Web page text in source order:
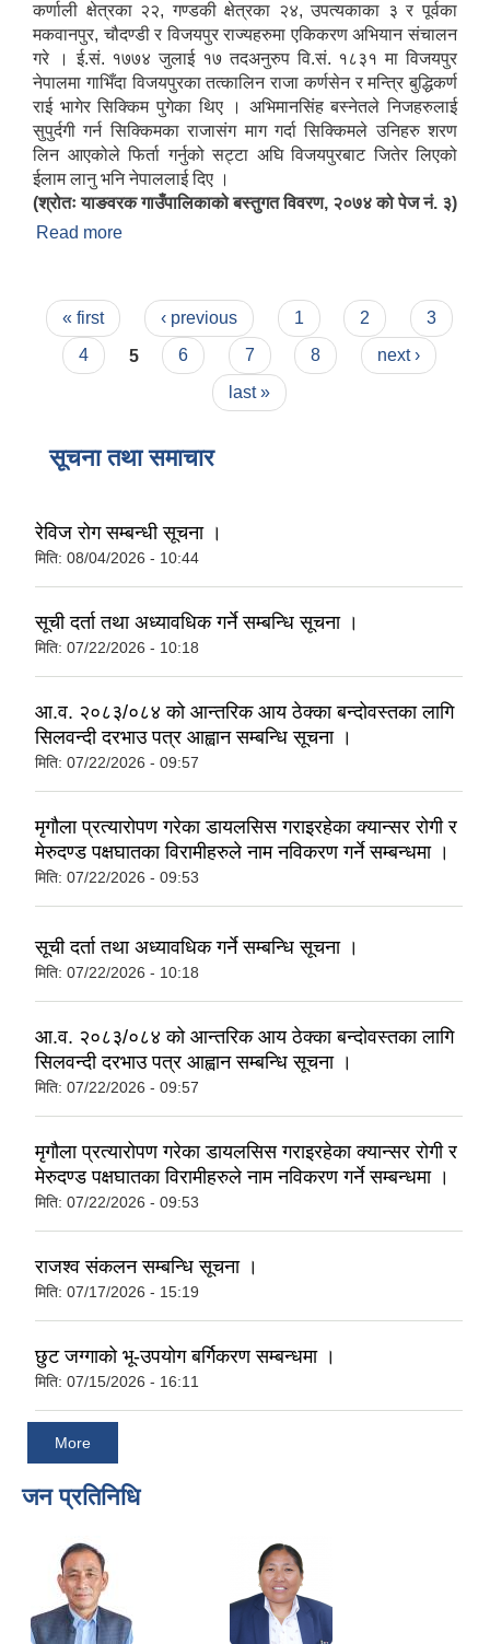
कर्णाली क्षेत्रका २२, गण्डकी क्षेत्रका २४, उपत्यकाका ३ र पूर्वका
मकवानपुर, चौदण्डी र विजयपुर राज्यहरुमा एकिकरण अभियान संचालन
गरे । ई.सं. १७७४ जुलाई १७ तदअनुरुप वि.सं. १८३१ मा विजयपुर
नेपालमा गाभिँदा विजयपुरका तत्कालिन राजा कर्णसेन र मन्त्रि बुद्धिकर्ण
राई भागेर सिक्किम पुगेका थिए । अभिमानसिंह बस्नेतले निजहरुलाई
सुपुर्दगी गर्न सिक्किमका राजासंग माग गर्दा सिक्किमले उनिहरु शरण
लिन आएकोले फिर्ता गर्नुको सट्टा अघि विजयपुरबाट जितेर लिएको
ईलाम लानु भनि नेपाललाई दिए ।
(श्रोतः याङवरक गाउँपालिकाको बस्तुगत विवरण, २०७४ को पेज नं. ३)
Read more
Pages
« first ‹ previous 1 2
3
4
5 6 7 8
next ›
last »
सूचना तथा समाचार
रेविज रोग सम्बन्धी सूचना ।
मिति: 08/04/2026 - 10:44
सूची दर्ता तथा अध्यावधिक गर्ने सम्बन्धि सूचना ।
मिति: 07/22/2026 - 10:18
आ.व. २०८३/०८४ को आन्तरिक आय ठेक्का बन्दोवस्तका लागि
सिलवन्दी दरभाउ पत्र आह्वान सम्बन्धि सूचना ।
मिति: 07/22/2026 - 09:57
मृगौला प्रत्यारोपण गरेका डायलसिस गराइरहेका क्यान्सर रोगी र
मेरुदण्ड पक्षघातका विरामीहरुले नाम नविकरण गर्ने सम्बन्धमा ।
मिति: 07/22/2026 - 09:53
सूची दर्ता तथा अध्यावधिक गर्ने सम्बन्धि सूचना ।
मिति: 07/22/2026 - 10:18
आ.व. २०८३/०८४ को आन्तरिक आय ठेक्का बन्दोवस्तका लागि
सिलवन्दी दरभाउ पत्र आह्वान सम्बन्धि सूचना ।
मिति: 07/22/2026 - 09:57
मृगौला प्रत्यारोपण गरेका डायलसिस गराइरहेका क्यान्सर रोगी र
मेरुदण्ड पक्षघातका विरामीहरुले नाम नविकरण गर्ने सम्बन्धमा ।
मिति: 07/22/2026 - 09:53
राजश्व संकलन सम्बन्धि सूचना ।
मिति: 07/17/2026 - 15:19
छुट जग्गाको भू-उपयोग बर्गिकरण सम्बन्धमा ।
मिति: 07/15/2026 - 16:11
More
जन प्रतिनिधि